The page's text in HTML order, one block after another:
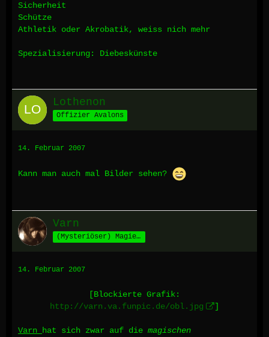
Sicherheit
Schütze
Athletik oder Akrobatik, weiss nich mehr
Spezialisierung: Diebeskünste
Lothenon
Offizier Avalons
14. Februar 2007
Kann man auch mal Bilder sehen?
Varn
(Mysteriöser) Magier aus Fornax
14. Februar 2007
[Blockierte Grafik:
http://varn.va.funpic.de/obl.jpg
]
Varn hat sich zwar auf die magischen